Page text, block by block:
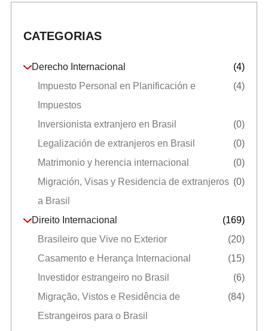
CATEGORIAS
Derecho Internacional
(4)
Impuesto Personal en Planificación e
Impuestos
(4)
Inversionista extranjero en Brasil
(0)
Legalización de extranjeros en Brasil
(0)
Matrimonio y herencia internacional
(0)
Migración, Visas y Residencia de extranjeros
a Brasil
(0)
Direito Internacional
(169)
Brasileiro que Vive no Exterior
(20)
Casamento e Herança Internacional
(15)
Investidor estrangeiro no Brasil
(6)
Migração, Vistos e Residência de
Estrangeiros para o Brasil
(84)